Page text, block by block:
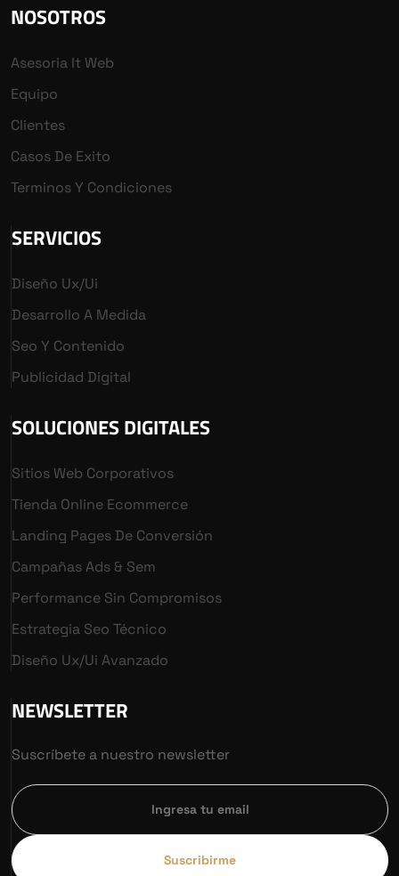
NOSOTROS
Asesoria It Web
Equipo
Clientes
Casos De Exito
Terminos Y Condiciones
SERVICIOS
Diseño Ux/ui
Desarrollo A Medida
Seo Y Contenido
Publicidad Digital
SOLUCIONES DIGITALES
Sitios Web Corporativos
Tienda Online Ecommerce
Landing Pages De Conversión
Campañas Ads & Sem
Performance Sin Compromisos
Estrategia Seo Técnico
Diseño Ux/ui Avanzado
NEWSLETTER
Suscríbete a nuestro newsletter
Suscribirme